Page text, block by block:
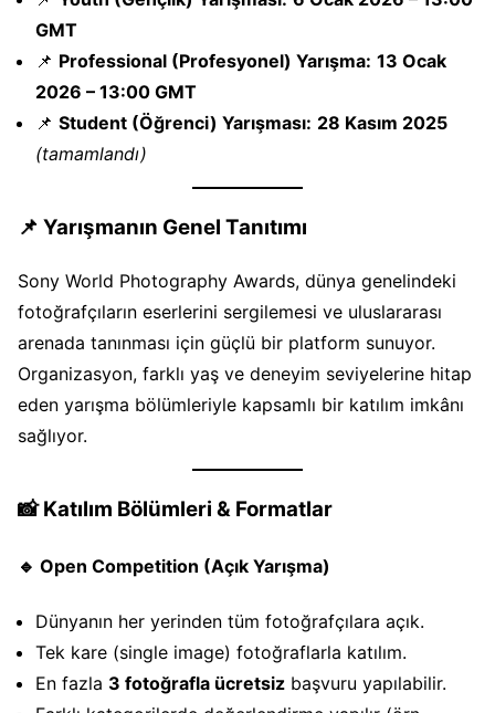
GMT
📌 Professional (Profesyonel) Yarışma: 13 Ocak
2026 – 13:00 GMT
📌 Student (Öğrenci) Yarışması: 28 Kasım 2025
(tamamlandı)
📌 Yarışmanın Genel Tanıtımı
Sony World Photography Awards, dünya genelindeki
fotoğrafçıların eserlerini sergilemesi ve uluslararası
arenada tanınması için güçlü bir platform sunuyor.
Organizasyon, farklı yaş ve deneyim seviyelerine hitap
eden yarışma bölümleriyle kapsamlı bir katılım imkânı
sağlıyor.
📸Katılım Bölümleri & Formatlar
🔹 Open Competition (Açık Yarışma)
Dünyanın her yerinden tüm fotoğrafçılara açık.
Tek kare (single image) fotoğraflarla katılım.
En fazla 3 fotoğrafla ücretsiz başvuru yapılabilir.